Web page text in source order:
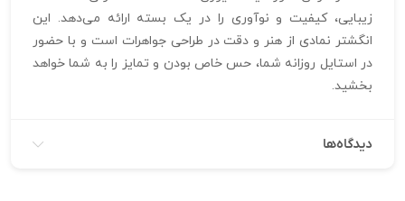
زیبایی، کیفیت و نوآوری را در یک بسته ارائه می‌دهد. این
انگشتر نمادی از هنر و دقت در طراحی جواهرات است و با حضور
در استایل روزانه شما، حس خاص بودن و تمایز را به شما خواهد
بخشید.
دیدگاه‌ها